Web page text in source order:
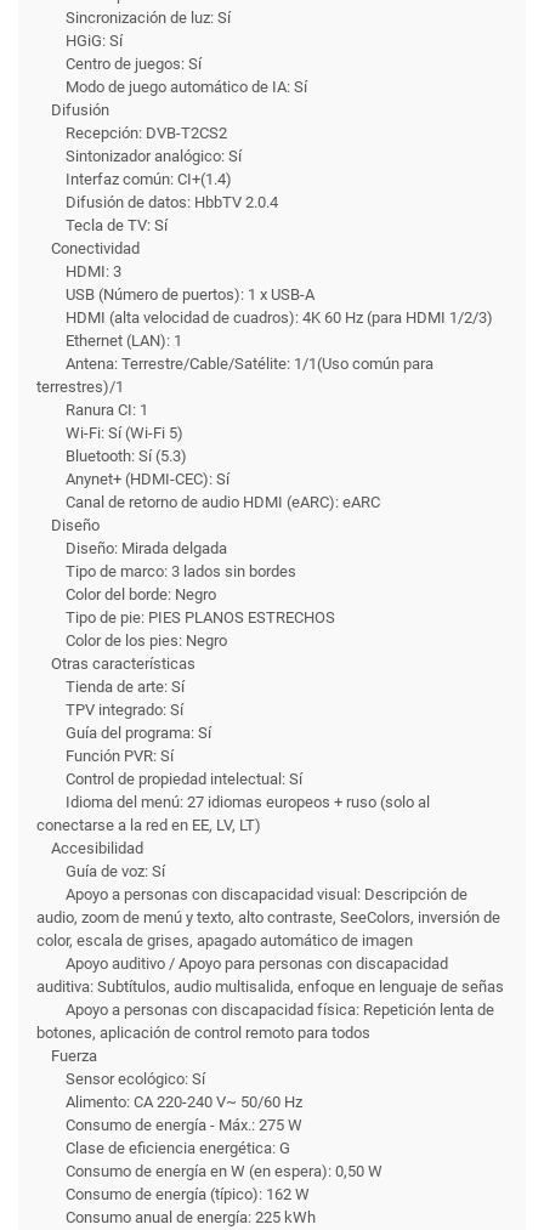
Sincronización de luz: Sí
HGiG: Sí
Centro de juegos: Sí
Modo de juego automático de IA: Sí
Difusión
Recepción: DVB-T2CS2
Sintonizador analógico: Sí
Interfaz común: CI+(1.4)
Difusión de datos: HbbTV 2.0.4
Tecla de TV: Sí
Conectividad
HDMI: 3
USB (Número de puertos): 1 x USB-A
HDMI (alta velocidad de cuadros): 4K 60 Hz (para HDMI 1/2/3)
Ethernet (LAN): 1
Antena: Terrestre/Cable/Satélite: 1/1(Uso común para
terrestres)/1
Ranura CI: 1
Wi-Fi: Sí (Wi-Fi 5)
Bluetooth: Sí (5.3)
Anynet+ (HDMI-CEC): Sí
Canal de retorno de audio HDMI (eARC): eARC
Diseño
Diseño: Mirada delgada
Tipo de marco: 3 lados sin bordes
Color del borde: Negro
Tipo de pie: PIES PLANOS ESTRECHOS
Color de los pies: Negro
Otras características
Tienda de arte: Sí
TPV integrado: Sí
Guía del programa: Sí
Función PVR: Sí
Control de propiedad intelectual: Sí
Idioma del menú: 27 idiomas europeos + ruso (solo al
conectarse a la red en EE, LV, LT)
Accesibilidad
Guía de voz: Sí
Apoyo a personas con discapacidad visual: Descripción de
audio, zoom de menú y texto, alto contraste, SeeColors, inversión de
color, escala de grises, apagado automático de imagen
Apoyo auditivo / Apoyo para personas con discapacidad
auditiva: Subtítulos, audio multisalida, enfoque en lenguaje de señas
Apoyo a personas con discapacidad física: Repetición lenta de
botones, aplicación de control remoto para todos
Fuerza
Sensor ecológico: Sí
Alimento: CA 220-240 V~ 50/60 Hz
Consumo de energía - Máx.: 275 W
Clase de eficiencia energética: G
Consumo de energía en W (en espera): 0,50 W
Consumo de energía (típico): 162 W
Consumo anual de energía: 225 kWh